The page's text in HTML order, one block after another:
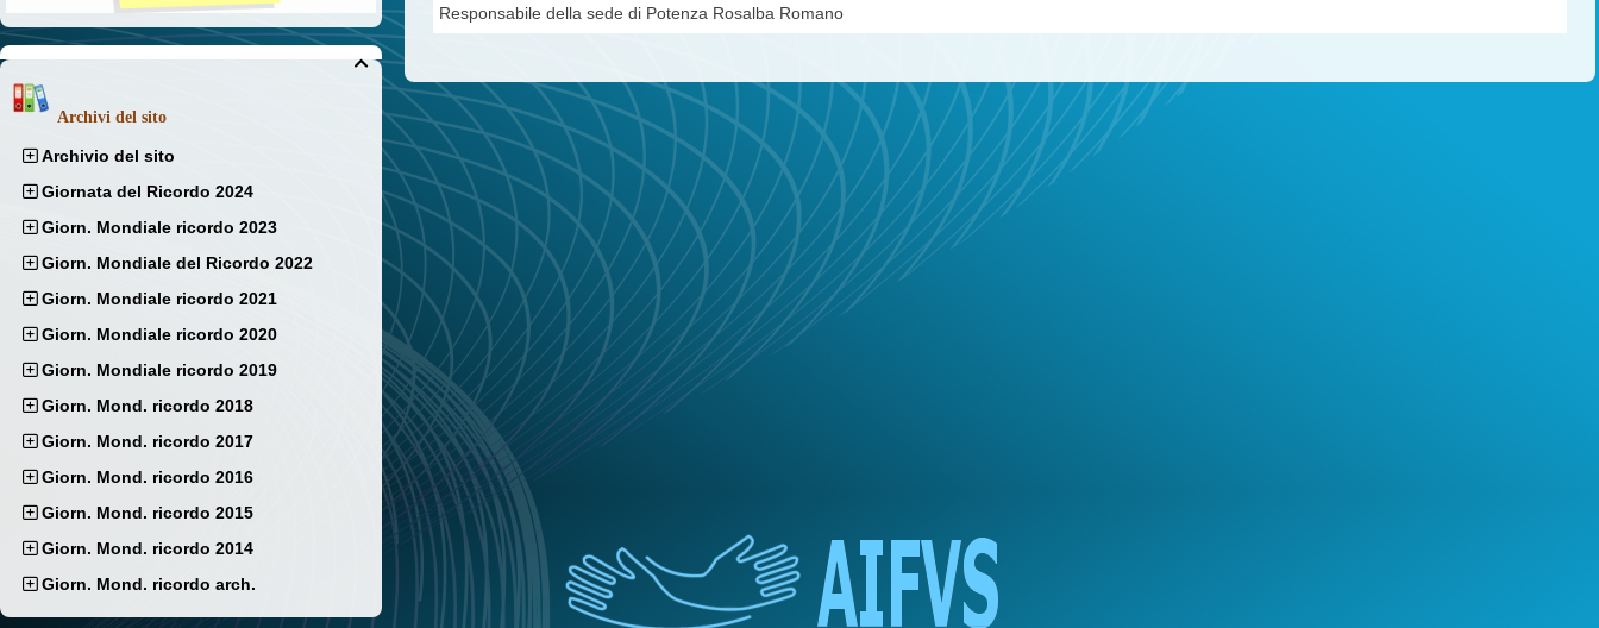

Archivi del sito
Archivio del sito
Giornata del Ricordo 2024
Giorn. Mondiale ricordo 2023
Giorn. Mondiale del Ricordo 2022
Giorn. Mondiale ricordo 2021
Giorn. Mondiale ricordo 2020
Giorn. Mondiale ricordo 2019
Giorn. Mond. ricordo 2018
Giorn. Mond. ricordo 2017
Giorn. Mond. ricordo 2016
Giorn. Mond. ricordo 2015
Giorn. Mond. ricordo 2014
Giorn. Mond. ricordo arch.
Responsabile della sede di Potenza Rosalba Romano